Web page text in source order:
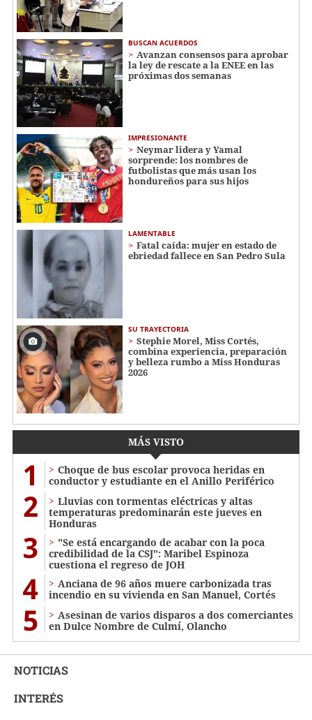
BUSCAN ACUERDOS
Avanzan consensos para aprobar
la ley de rescate a la ENEE en las
próximas dos semanas
IMPRESIONANTE
Neymar lidera y Yamal
sorprende: los nombres de
futbolistas que más usan los
hondureños para sus hijos
LAMENTABLE
Fatal caída: mujer en estado de
ebriedad fallece en San Pedro Sula
SU TRAYECTORIA
Stephie Morel, Miss Cortés,
combina experiencia, preparación
y belleza rumbo a Miss Honduras
2026
MÁS VISTO
1
Choque de bus escolar provoca heridas en
conductor y estudiante en el Anillo Periférico
2
Lluvias con tormentas eléctricas y altas
temperaturas predominarán este jueves en
Honduras
3
"Se está encargando de acabar con la poca
credibilidad de la CSJ": Maribel Espinoza
cuestiona el regreso de JOH
4
Anciana de 96 años muere carbonizada tras
incendio en su vivienda en San Manuel, Cortés
5
Asesinan de varios disparos a dos comerciantes
en Dulce Nombre de Culmí, Olancho
NOTICIAS
INTERÉS